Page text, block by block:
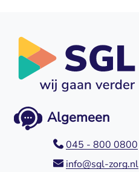
Algemeen
045 - 800 0800
info@sgl-zorg.nl